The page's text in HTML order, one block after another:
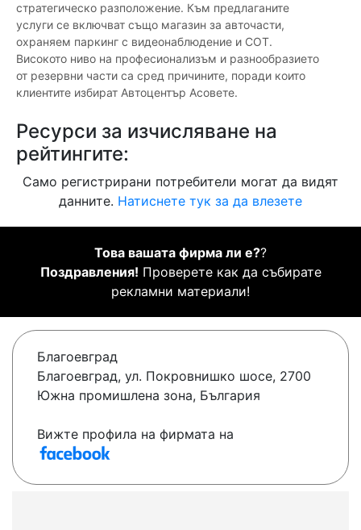
стратегическо разположение. Към предлаганите
услуги се включват също магазин за авточасти,
охраняем паркинг с видеонаблюдение и СОТ.
Високото ниво на професионализъм и разнообразието
от резервни части са сред причините, поради които
клиентите избират Автоцентър Асовете.
Ресурси за изчисляване на
рейтингите:
Само регистрирани потребители могат да видят
данните. Натиснете тук за да влезете
Това вашата фирма ли е??
Поздравления! Проверете как да събирате
рекламни материали!
Благоевград
Благоевград, ул. Покровнишко шосе, 2700
Южна промишлена зона, България
Вижте профила на фирмата на